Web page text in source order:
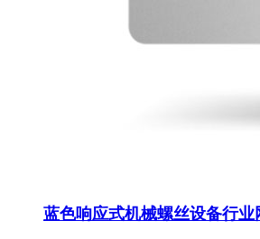
蓝色响应式机械螺丝设备行